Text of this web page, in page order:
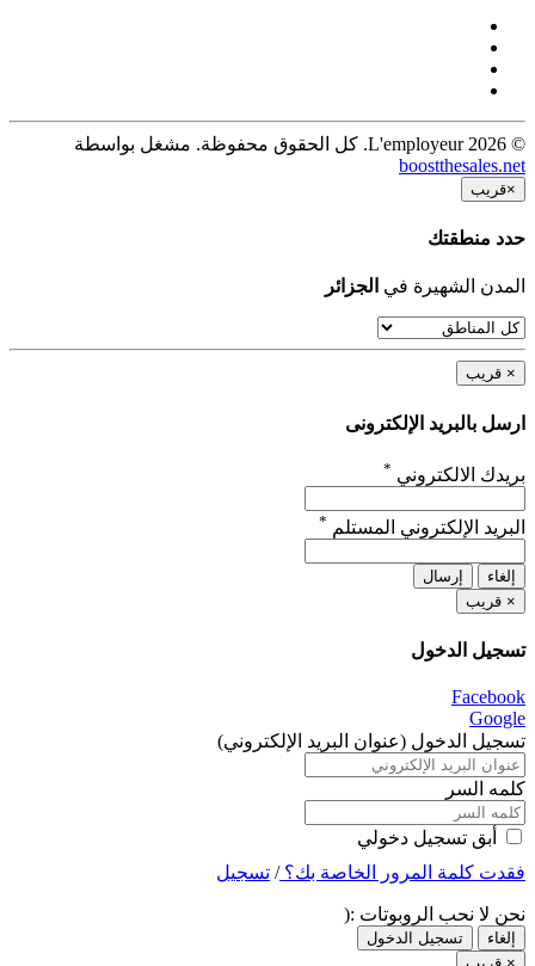
© 2026 L'employeur. كل الحقوق محفوظة. مشغل بواسطة
boostthesales.net
×قريب
حدد منطقتك
المدن الشهيرة في الجزائر
× قريب
ارسل بالبريد الإلكترونى
بريدك الالكتروني *
البريد الإلكتروني المستلم *
إلغاء
إرسال
× قريب
تسجيل الدخول
Facebook
Google
تسجيل الدخول (عنوان البريد الإلكتروني)
كلمه السر
أبق تسجيل دخولي
فقدت كلمة المرور الخاصة بك؟/ تسجيل
نحن لا نحب الروبوتات :(
إلغاء
تسجيل الدخول